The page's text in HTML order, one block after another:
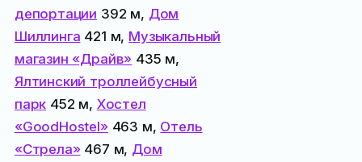
депортации 392 м, Дом
Шиллинга 421 м, Музыкальный
магазин «Драйв» 435 м,
Ялтинский троллейбусный
парк 452 м, Хостел
«GoodHostel»463 м, Отель
«Стрела»467 м, Дом